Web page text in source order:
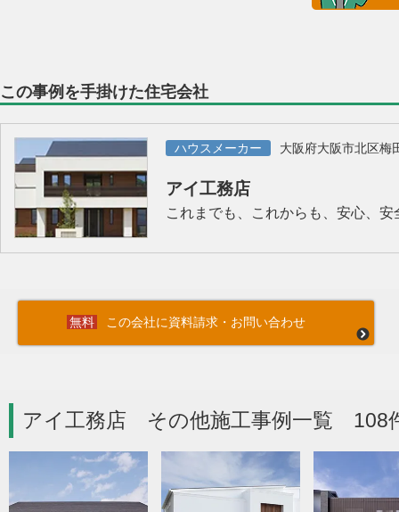
この事例を手掛けた住宅会社
ハウスメーカー 大阪府大阪市北区梅
アイ工務店
これまでも、これからも、安心、安
この会社に資料請求・お問い合わせ
アイ工務店 その他施工事例一覧 108